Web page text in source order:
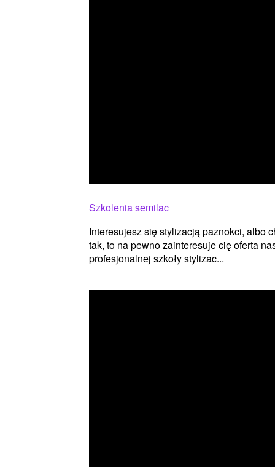
Szkolenia semilac
Interesujesz się stylizacją paznokci, albo
tak, to na pewno zainteresuje cię oferta
profesjonalnej szkoły stylizac...